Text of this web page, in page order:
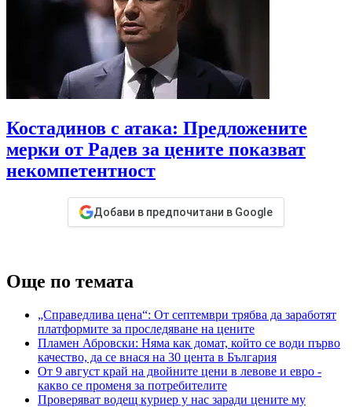
Костадинов с атака: Предложените
мерки от Радев за цените показват
некомпетентност
Добави в предпочитани в Google
Още по темата
„Справедлива цена“: От септември трябва да заработят
платформите за проследяване на цените
Пламен Абровски: Няма как домат, който се води първо
качество, да се внася на 30 цента в България
От 9 август край на двойните цени в левове и евро -
какво се променя за потребителите
Проверяват водещ куриер у нас заради цените му